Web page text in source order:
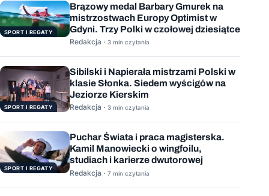
SPORT I REGATY
Brązowy medal Barbary Gmurek na
mistrzostwach Europy Optimist w
Gdyni. Trzy Polki w czołowej dziesiątce
Redakcja · 3 min czytania
SPORT I REGATY
Sibilski i Napierała mistrzami Polski w
klasie Słonka. Siedem wyścigów na
Jeziorze Kierskim
Redakcja · 3 min czytania
SPORT I REGATY
Puchar Świata i praca magisterska.
Kamil Manowiecki o wingfoilu,
studiach i karierze dwutorowej
Redakcja · 7 min czytania